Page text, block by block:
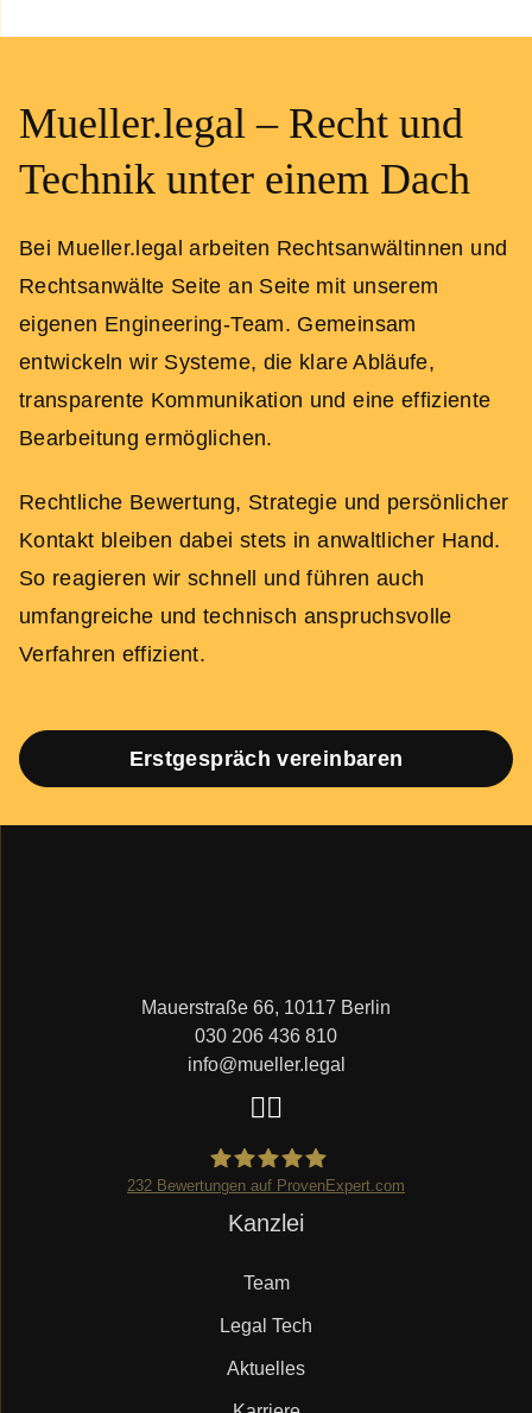
Mueller.legal – Recht und
Technik unter einem Dach
Bei Mueller.legal arbeiten Rechtsanwältinnen und
Rechtsanwälte Seite an Seite mit unserem
eigenen Engineering-Team. Gemeinsam
entwickeln wir Systeme, die klare Abläufe,
transparente Kommunikation und eine effiziente
Bearbeitung ermöglichen.
Rechtliche Bewertung, Strategie und persönlicher
Kontakt bleiben dabei stets in anwaltlicher Hand.
So reagieren wir schnell und führen auch
umfangreiche und technisch anspruchsvolle
Verfahren effizient.
Erstgespräch vereinbaren
Mauerstraße 66, 10117 Berlin
030 206 436 810
info@mueller.legal
Mueller.legal
232 Bewertungen auf ProvenExpert.com
Kanzlei
Team
Legal Tech
Aktuelles